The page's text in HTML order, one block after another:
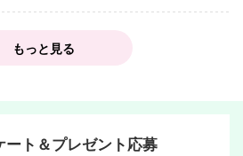
もっと見る
ート＆プレゼント応募